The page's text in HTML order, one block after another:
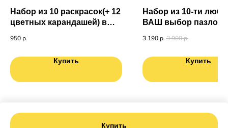
Купить
Набор из 10 раскрасок(+ 12
цветных карандашей) в
950 р.
Купить
Набор из 10-ти
ВАШ выбор пазлов
3 190 р. 3 900р.
Купить